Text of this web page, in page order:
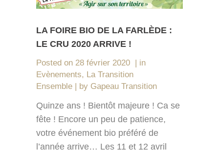
LA FOIRE BIO DE LA FARLÈDE :
LE CRU 2020 ARRIVE !
Posted on 28 février 2020
in
Evènements, La Transition
Ensemble
by Gapeau Transition
Quinze ans ! Bientôt majeure ! Ca se
fête ! Encore un peu de patience,
votre événement bio préféré de
l’année arrive… Les 11 et 12 avril